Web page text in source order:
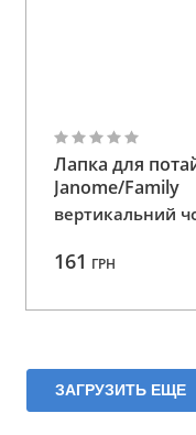
Лапка для
Janome/Family
вертикальний
161 ГРН
ЗАГРУЗИТЬ ЕЩЕ